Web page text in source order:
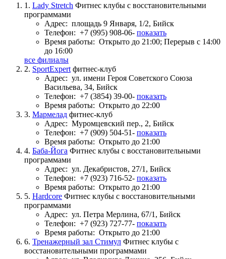
1. Lady Stretch Фитнес клубы с восстановительными
программами
Адрес: площадь 9 Января, 1/2, Бийск
Телефон: +7 (995) 908-06- показать
Время работы: Открыто до 21:00; Перерыв с 14:00
до 16:00
все филиалы
2. SportExpert фитнес-клуб
Адрес: ул. имени Героя Советского Союза
Васильева, 34, Бийск
Телефон: +7 (3854) 39-00- показать
Время работы: Открыто до 22:00
3. Мармелад фитнес-клуб
Адрес: Муромцевский пер., 2, Бийск
Телефон: +7 (909) 504-51- показать
Время работы: Открыто до 21:00
4. Баба-Йога Фитнес клубы с восстановительными
программами
Адрес: ул. Декабристов, 27/1, Бийск
Телефон: +7 (923) 716-52- показать
Время работы: Открыто до 21:00
5. Hardcore Фитнес клубы с восстановительными
программами
Адрес: ул. Петра Мерлина, 67/1, Бийск
Телефон: +7 (923) 727-77- показать
Время работы: Открыто до 21:00
6. Тренажерный зал Стимул Фитнес клубы с
восстановительными программами